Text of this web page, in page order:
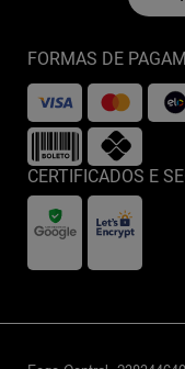
R$
FORMAS DE
CERTIFICADOS E